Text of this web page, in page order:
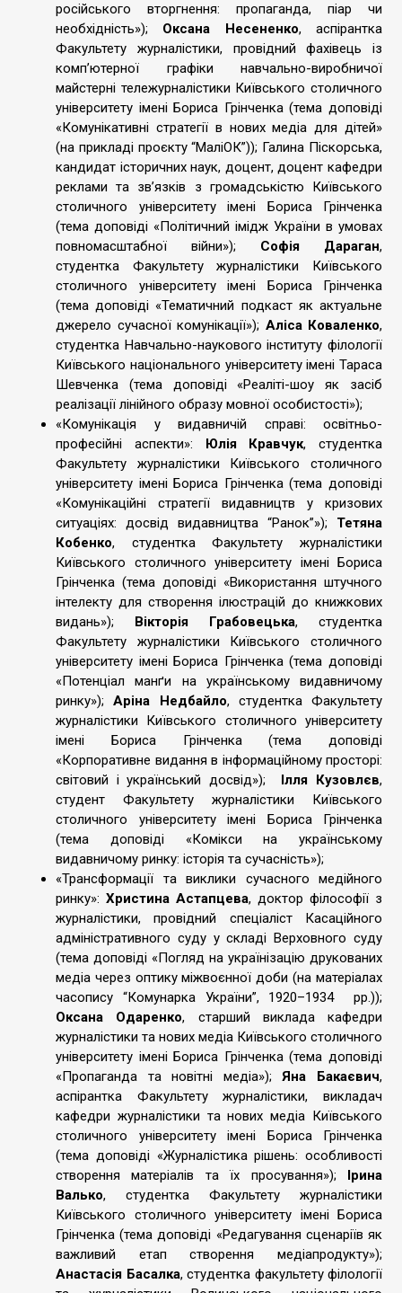
російського вторгнення: пропаганда, піар чи
необхідність»); Оксана Несененко, аспірантка
Факультету журналістики, провідний фахівець із
комп’ютерної графіки навчально-виробничої
майстерні тележурналістики Київського столичного
університету імені Бориса Грінченка (тема доповіді
«Комунікативні стратегії в нових медіа для дітей»
(на прикладі проєкту “МаліОК”)); Галина Піскорська,
кандидат історичних наук, доцент, доцент кафедри
реклами та зв’язків з громадськістю Київського
столичного університету імені Бориса Грінченка
(тема доповіді «Політичний імідж України в умовах
повномасштабної війни»); Софія Дараган,
студентка Факультету журналістики Київського
столичного університету імені Бориса Грінченка
(тема доповіді «Тематичний подкаст як актуальне
джерело сучасної комунікації»); Аліса Коваленко,
студентка Навчально-наукового інституту філології
Київського національного університету імені Тараса
Шевченка (тема доповіді «Реаліті-шоу як засіб
реалізації лінійного образу мовної особистості»);
«Комунікація у видавничій справі: освітньо-
професійні аспекти»: Юлія Кравчук, студентка
Факультету журналістики Київського столичного
університету імені Бориса Грінченка (тема доповіді
«Комунікаційні стратегії видавництв у кризових
ситуаціях: досвід видавництва “Ранок”»); Тетяна
Кобенко, студентка Факультету журналістики
Київського столичного університету імені Бориса
Грінченка (тема доповіді «Використання штучного
інтелекту для створення ілюстрацій до книжкових
видань»); Вікторія Грабовецька, студентка
Факультету журналістики Київського столичного
університету імені Бориса Грінченка (тема доповіді
«Потенціал манґи на українському видавничому
ринку»);Аріна Недбайло, студентка Факультету
журналістики Київського столичного університету
імені Бориса Грінченка (тема доповіді
«Корпоративне видання в інформаційному просторі:
світовий і український досвід»); Ілля Кузовлєв,
студент Факультету журналістики Київського
столичного університету імені Бориса Грінченка
(тема доповіді «Комікси на українському
видавничому ринку: історія та сучасність»);
«Трансформації та виклики сучасного медійного
ринку»: Христина Астапцева, доктор філософії з
журналістики, провідний спеціаліст Касаційного
адміністративного суду у складі Верховного суду
(тема доповіді «Погляд на українізацію друкованих
медіа через оптику міжвоєнної доби (на матеріалах
часопису “Комунарка України”, 1920–1934 рр.));
Оксана Одаренко, старший виклада кафедри
журналістики та нових медіа Київського столичного
університету імені Бориса Грінченка (тема доповіді
«Пропаганда та новітні медіа»);Яна Бакаєвич,
аспірантка Факультету журналістики, викладач
кафедри журналістики та нових медіа Київського
столичного університету імені Бориса Грінченка
(тема доповіді «Журналістика рішень: особливості
створення матеріалів та їх просування»); Ірина
Валько, студентка Факультету журналістики
Київського столичного університету імені Бориса
Грінченка (тема доповіді «Редагування сценаріїв як
важливий етап створення медіапродукту»);
Анастасія Басалка, студентка факультету філології